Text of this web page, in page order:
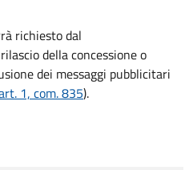
richiesto dal
della concessione o
dei messaggi pubblicitari
1, com. 835).